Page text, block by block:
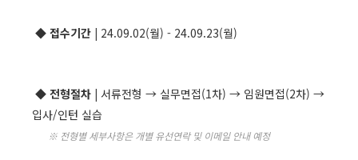
◆ 접수기간 | 24.09.02(월) - 24.09.23(월)
◆ 전형절차 | 서류전형 → 실무면접(1차) → 임원면접(2차) →
입사/인턴 실습
※ 전형별 세부사항은 개별 유선연락 및 이메일 안내 예정